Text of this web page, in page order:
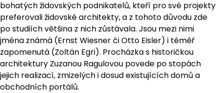
bohatých židovských podnikatelů, kteří pro své projekty
preferovali židovské architekty, a z tohoto důvodu zde
po studiích většina z nich zůstávala. Jsou mezi nimi
jména známá (Ernst Wiesner či Otto Eisler) i téměř
zapomenutá (Zoltán Egri). Procházka s historičkou
architektury Zuzanou Ragulovou povede po stopách
jejich realizací, zmizelých i dosud existujících domů a
obchodních portálů.